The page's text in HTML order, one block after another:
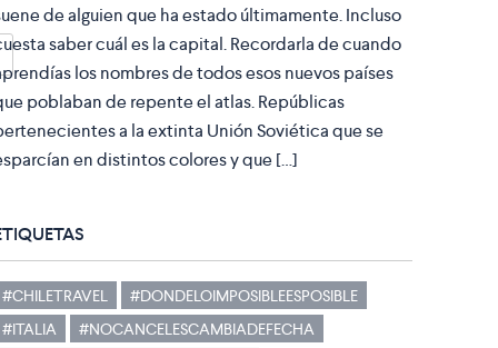
de alguien que ha estado últimamente. Incluso
saber cuál es la capital. Recordarla de cuando
los nombres de todos esos nuevos países
poblaban de repente el atlas. Repúblicas
a la extinta Unión Soviética que se
en distintos colores y que […]
#CHILETRAVEL
#DONDELOIMPOSIBLEESPOSIBLE
#ITALIA
#NOCANCELESCAMBIADEFECHA